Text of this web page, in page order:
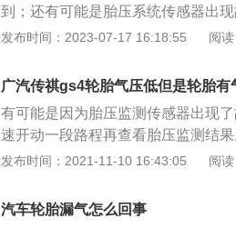
到；还有可能是胎压系统传感器出
现故障，这种情况是比较少出现的
压严格意义上指的是轮胎内部空气
对汽车的性能和动力有着至关重要的
发布时间：2023-07-17 16:18:55 阅
广汽传祺gs4轮胎气压低但是轮胎有
有可能是因为胎压监测传感器出现
速开动一段路程再查看胎压监测结
维修。胎压监测的重要性是依据大
重要原因。因此车主应当重视车辆
发布时间：2021-11-10 16:43:05 阅
汽车轮胎漏气怎么回事